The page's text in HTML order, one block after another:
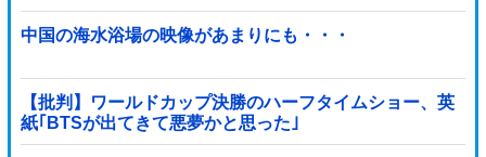
中国の海水浴場の映像があまりにも・・・
【批判】ワールドカップ決勝のハーフタイムショー、英
紙｢BTSが出てきて悪夢かと思った｣